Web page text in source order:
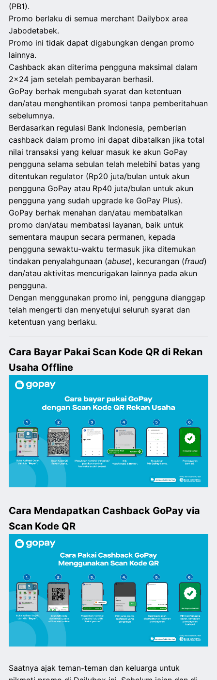
(PB1).
Promo berlaku di semua merchant Dailybox area
Jabodetabek.
Promo ini tidak dapat digabungkan dengan promo
lainnya.
Cashback akan diterima pengguna maksimal dalam
2x24 jam setelah pembayaran berhasil.
GoPay berhak mengubah syarat dan ketentuan
dan/atau menghentikan promosi tanpa pemberitahuan
sebelumnya.
Berdasarkan regulasi Bank Indonesia, pemberian
cashback dalam promo ini dapat dibatalkan jika total
nilai transaksi yang keluar masuk ke akun GoPay
pengguna selama sebulan telah melebihi batas yang
ditentukan regulator (Rp20 juta/bulan untuk akun
pengguna GoPay atau Rp40 juta/bulan untuk akun
pengguna yang sudah upgrade ke GoPay Plus).
GoPay berhak menahan dan/atau membatalkan
promo dan/atau membatasi layanan, baik untuk
sementara maupun secara permanen, kepada
pengguna sewaktu-waktu termasuk jika ditemukan
tindakan penyalahgunaan (abuse), kecurangan (fraud)
dan/atau aktivitas mencurigakan lainnya pada akun
pengguna.
Dengan menggunakan promo ini, pengguna dianggap
telah mengerti dan menyetujui seluruh syarat dan
ketentuan yang berlaku.
Cara Bayar Pakai Scan Kode QR di Rekan
Usaha Offline
Cara Mendapatkan Cashback GoPay via
Scan Kode QR
Saatnya ajak teman-teman dan keluarga untuk